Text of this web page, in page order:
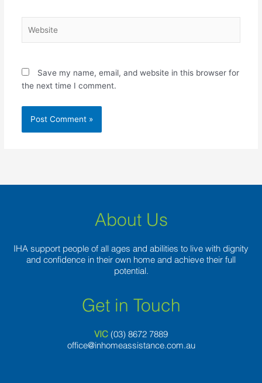
Save my name, email, and website in this browser for
the next time I comment.
About Us
IHA support people of all ages and abilities to live with dignity
and confidence in their own home and achieve their full
potential.
Get in Touch
VIC (03) 8672 7889
office@inhomeassistance.com.au